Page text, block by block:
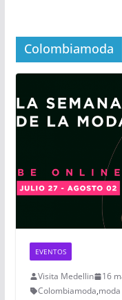
Colombiamoda
EVENTOS
Visita Medellin 16
Colombiamoda,